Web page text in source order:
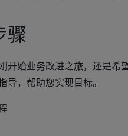
骤
开始业务改进之旅，还是希
导，帮助您实现目标。